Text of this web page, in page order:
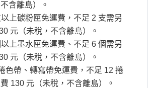
不含離島）。
上碳粉匣免運費，不足 2 支需另
元（未稅，不含離島）。
上墨水匣免運費、不足 6 個需另
元（未稅，不含離島）。
色帶、轉寫帶免運費，不足 12 捲
130 元（未稅，不含離島）。